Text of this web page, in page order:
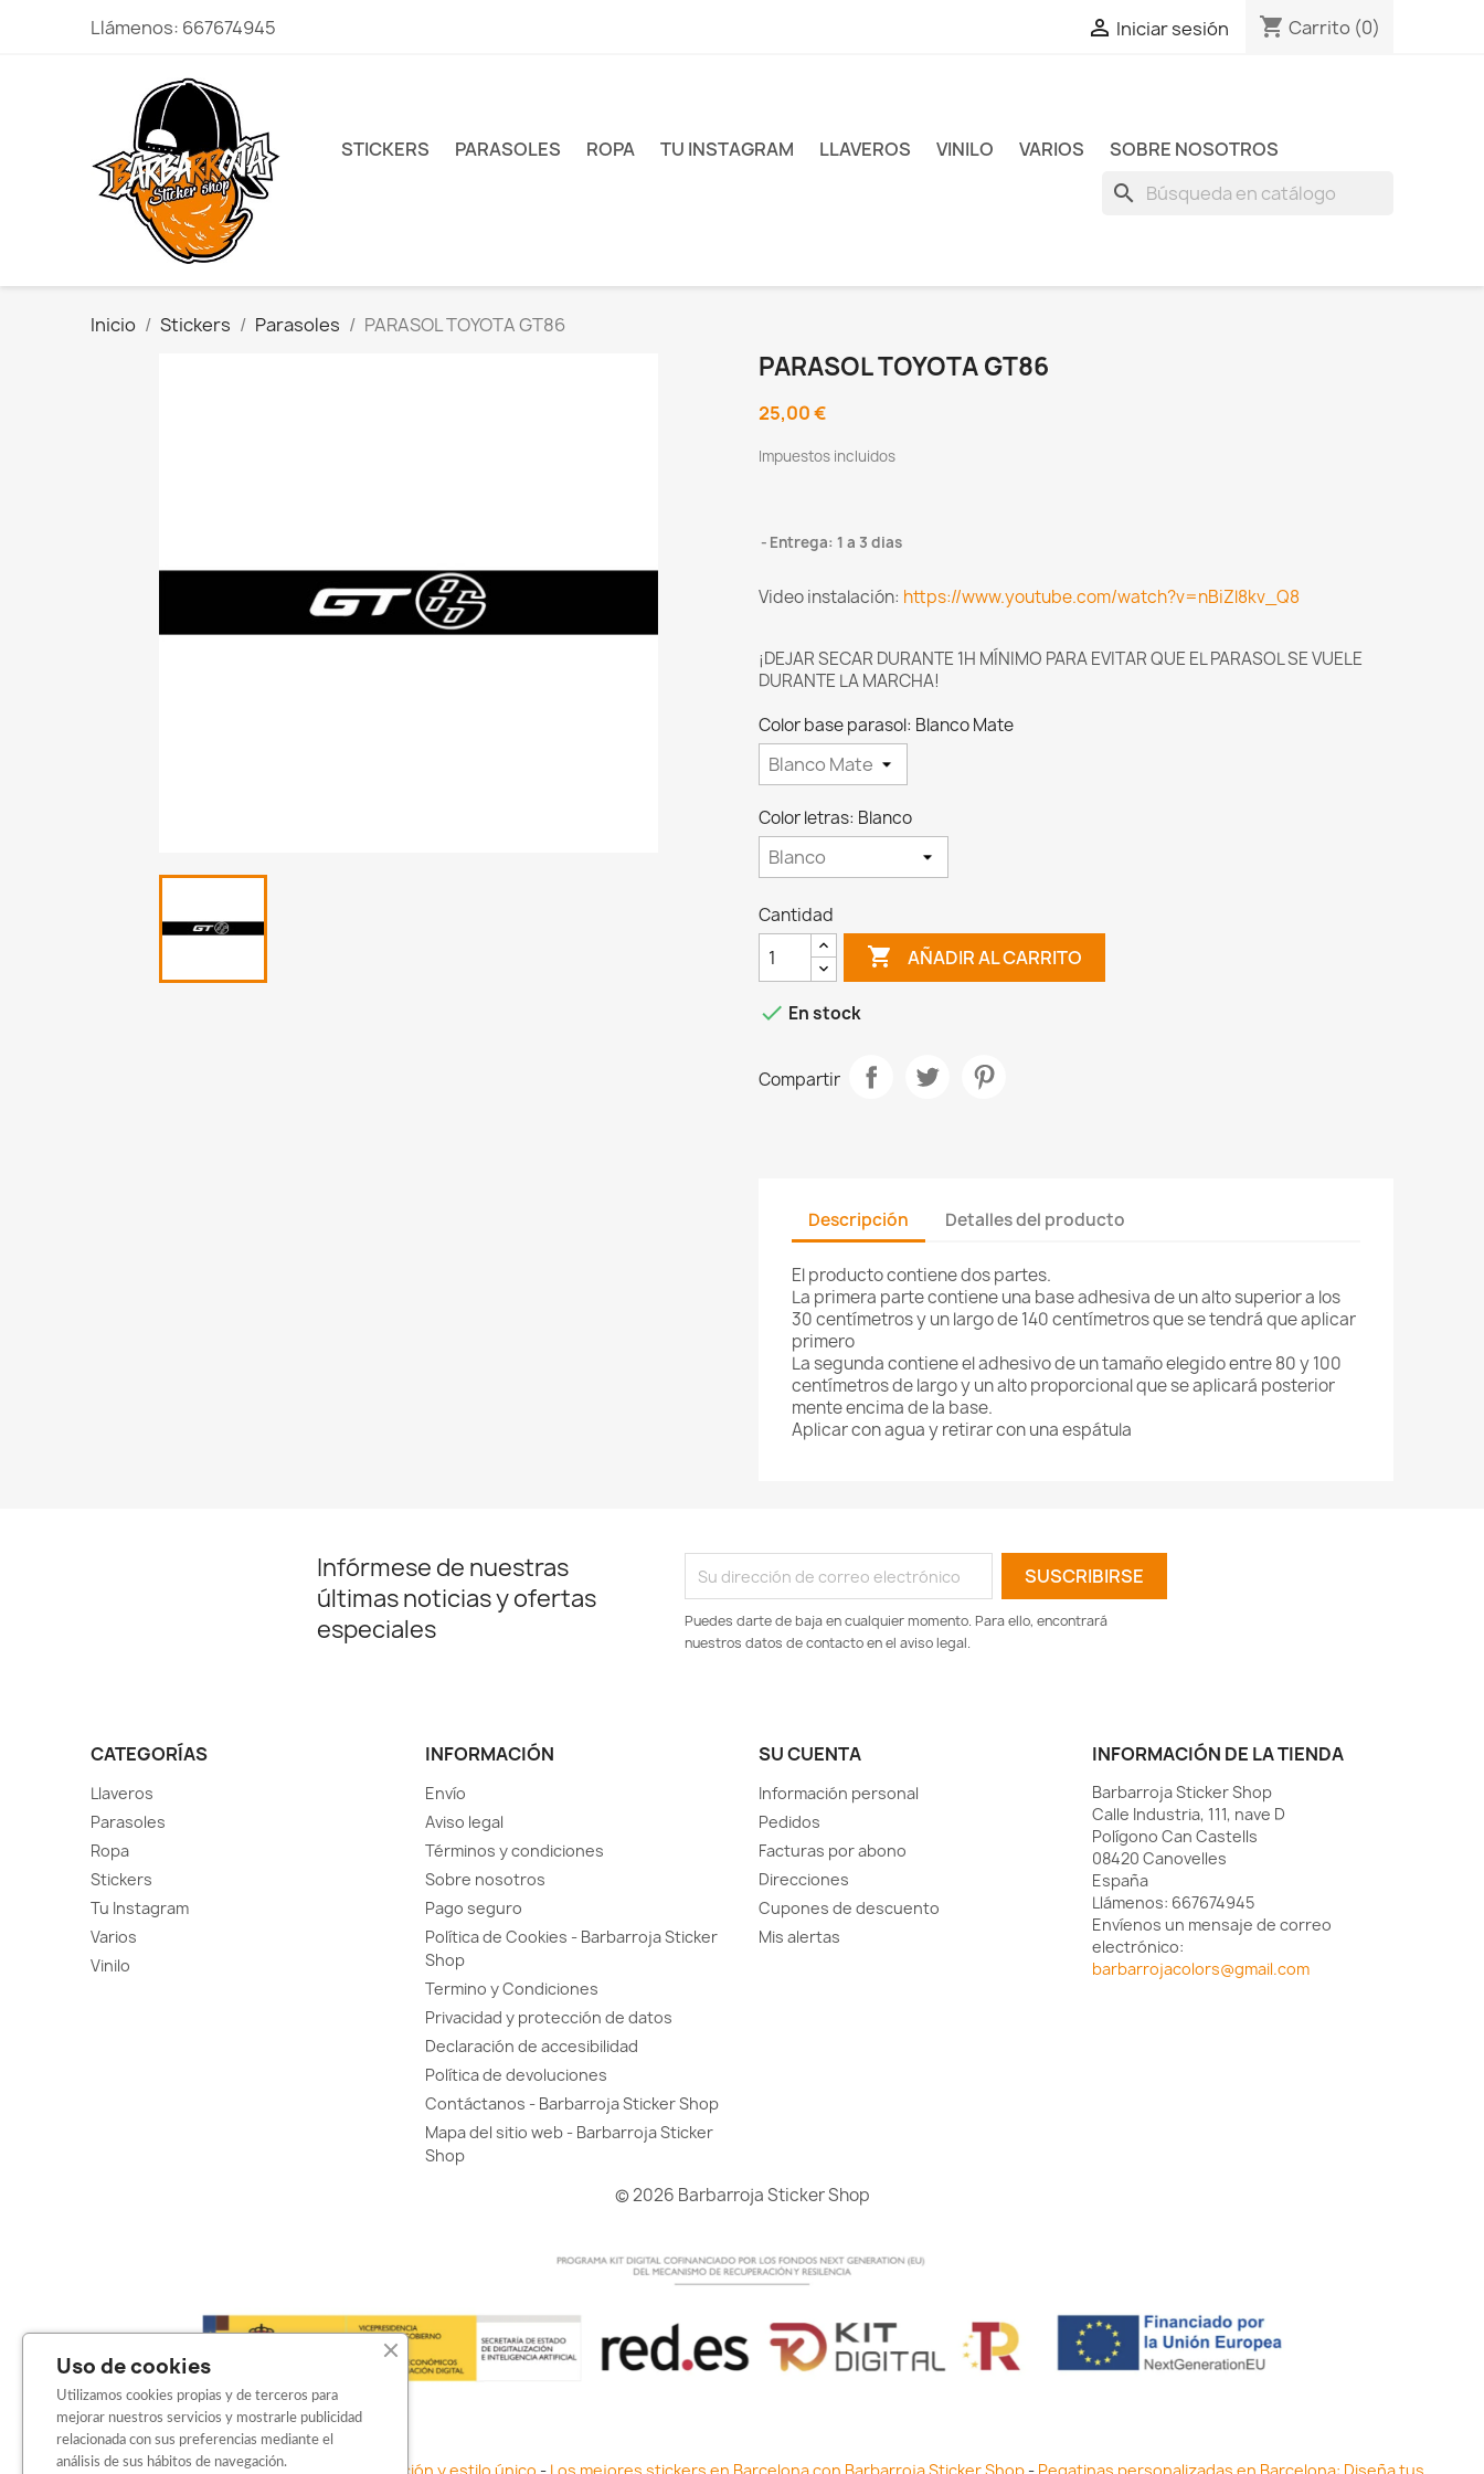
Llámenos: 667674945  Iniciar sesión shopping_cart Carrito (0)
STICKERS PARASOLES ROPA TU INSTAGRAM LLAVEROS VINILO VARIOS SOBRE NOSOTROS
search
Inicio Stickers Parasoles PARASOL TOYOTA GT86
PARASOL TOYOTA GT86
25,00 €
Impuestos incluidos
Entrega: 1 a 3 dias
Video instalación: https://www.youtube.com/watch?v=nBiZl8kv_Q8
¡DEJAR SECAR DURANTE 1H MÍNIMO PARA EVITAR QUE EL PARASOL SE VUELE
DURANTE LA MARCHA!
Color base parasol: Blanco Mate
Color letras: Blanco
Cantidad
 AÑADIR AL CARRITO
 En stock
Compartir
Descripción Detalles del producto
El producto contiene dos partes.
La primera parte contiene una base adhesiva de un alto superior a los
30 centímetros y un largo de 140 centímetros que se tendrá que aplicar
primero
La segunda contiene el adhesivo de un tamaño elegido entre 80 y 100
centímetros de largo y un alto proporcional que se aplicará posterior
mente encima de la base.
Aplicar con agua y retirar con una espátula
Infórmese de nuestras
últimas noticias y ofertas
especiales
Puedes darte de baja en cualquier momento. Para ello, encontrará
nuestros datos de contacto en el aviso legal.
CATEGORÍAS
Llaveros
Parasoles
Ropa
Stickers
Tu Instagram
Varios
Vinilo
INFORMACIÓN
Envío
Aviso legal
Términos y condiciones
Sobre nosotros
Pago seguro
Política de Cookies - Barbarroja Sticker
Shop
Termino y Condiciones
Privacidad y protección de datos
Declaración de accesibilidad
Política de devoluciones
Contáctanos - Barbarroja Sticker Shop
Mapa del sitio web - Barbarroja Sticker
Shop
SU CUENTA
Información personal
Pedidos
Facturas por abono
Direcciones
Cupones de descuento
Mis alertas
INFORMACIÓN DE LA TIENDA
Barbarroja Sticker Shop
Calle Industria, 111, nave D
Polígono Can Castells
08420 Canovelles
España
Llámenos: 667674945
Envíenos un mensaje de correo
electrónico:
barbarrojacolors@gmail.com
© 2026 Barbarroja Sticker Shop
Uso de cookies
Utilizamos cookies propias y de terceros para
mejorar nuestros servicios y mostrarle publicidad
relacionada con sus preferencias mediante el
análisis de sus hábitos de navegación.